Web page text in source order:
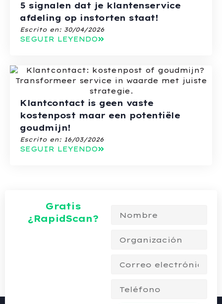
5 signalen dat je klantenservice
afdeling op instorten staat!
Escrito en: 30/04/2026
SEGUIR LEYENDO
Klantcontact is geen vaste
kostenpost maar een potentiële
goudmijn!
Escrito en: 16/03/2026
SEGUIR LEYENDO
Gratis
¿RapidScan?